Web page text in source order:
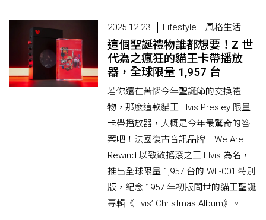
2025.12.23 Lifestyle｜風格生活
這個聖誕禮物誰都想要！Z 世
代為之瘋狂的貓王卡帶播放
器，全球限量 1,957 台
若你還在苦惱今年聖誕節的交換禮
物，那麼這款貓王 Elvis Presley 限量
卡帶播放器，大概是今年最驚奇的答
案吧！法國復古音訊品牌 We Are
Rewind 以致敬搖滾之王 Elvis 為名，
推出全球限量 1,957 台的 WE-001 特別
版，紀念 1957 年初版問世的貓王聖誕
專輯《Elvis’ Christmas Album》。